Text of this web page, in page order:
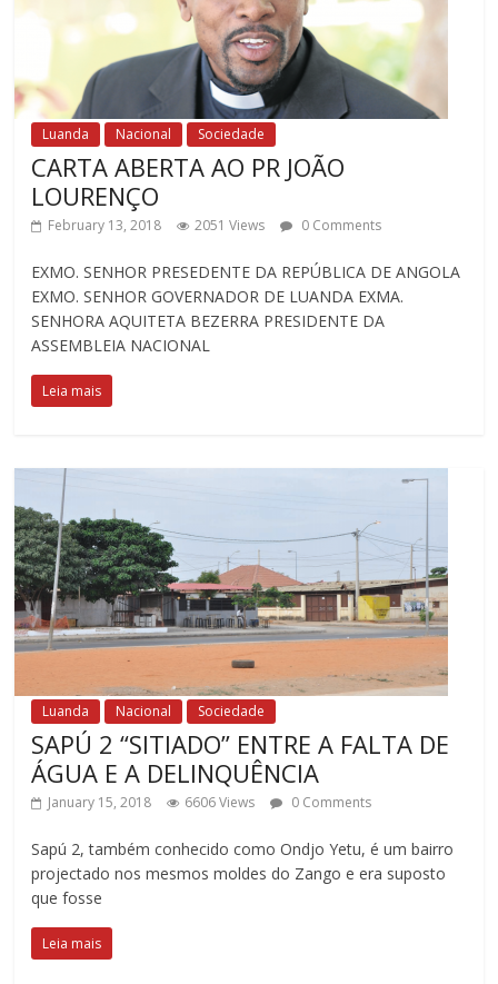
Luanda Nacional Sociedade
CARTA ABERTA AO PR JOÃO
LOURENÇO
February 13, 2018 2051 Views 0 Comments
EXMO. SENHOR PRESEDENTE DA REPÚBLICA DE ANGOLA
EXMO. SENHOR GOVERNADOR DE LUANDA EXMA.
SENHORA AQUITETA BEZERRA PRESIDENTE DA
ASSEMBLEIA NACIONAL
Leia mais
Luanda Nacional Sociedade
SAPÚ 2 “SITIADO” ENTRE A FALTA DE
ÁGUA E A DELINQUÊNCIA
January 15, 2018 6606 Views 0 Comments
Sapú 2, também conhecido como Ondjo Yetu, é um bairro
projectado nos mesmos moldes do Zango e era suposto
que fosse
Leia mais